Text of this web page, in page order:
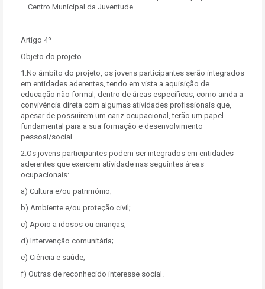
– Centro Municipal da Juventude.
Artigo 4º
Objeto do projeto
1.No âmbito do projeto, os jovens participantes serão integrados
em entidades aderentes, tendo em vista a aquisição de
educação não formal, dentro de áreas específicas, como ainda a
convivência direta com algumas atividades profissionais que,
apesar de possuírem um cariz ocupacional, terão um papel
fundamental para a sua formação e desenvolvimento
pessoal/social.
2.Os jovens participantes podem ser integrados em entidades
aderentes que exercem atividade nas seguintes áreas
ocupacionais:
a) Cultura e/ou património;
b) Ambiente e/ou proteção civil;
c) Apoio a idosos ou crianças;
d) Intervenção comunitária;
e) Ciência e saúde;
f) Outras de reconhecido interesse social.